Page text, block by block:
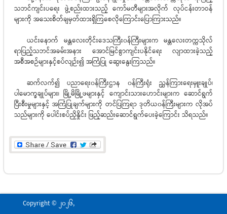
သဘင်ကျင်းပရေး ဖွဲ့စည်းထားသည့် ကော်မတီများအလိုက် လုပ်ငန်းတာဝန်
များကို အသေးစိတ်ချမှတ်ထားရှိကြစေလိုကြောင်းပြောကြားသည်။
ယင်းနောက် မန္တလေးတိုင်းဒေသကြီး၀န်ကြီးများက မန္တလေးတက္ကသိုလ်
ရာပြည့်သဘင်အခမ်းအနား အောင်မြင်စွာကျင်းပနိုင်ရေး လျာထားခဲ့သည့်
အစီအစဉ်များနှင့်စပ်လျဉ်း၍ အကြံပြု ဆွေး‌နွေးကြသည်။
ဆက်လက်၍ ပညာရေး၀န်ကြီးဌာန ၀န်ကြီးရုံး ညွှန်ကြားရေးမှူးချုပ်၊
ပါမောက္ခချုပ်များ၊ မြို့မိမြို့ဖများနှင့် ကျောင်းသားဟောင်းများက ဆောင်ရွက်
ပြီးစီးမှုများနှင့် အကြံပြုချက်များကို တင်ပြကြရာ ဒုတိယ၀န်ကြီးများက လိုအပ်
သည်များကို ပေါင်းစပ်ညှိနှိုင်း ဖြည့်ဆည်းဆောင်ရွက်ပေးခဲ့‌ကြောင်း သိရသည်။
Copyright © 2026,